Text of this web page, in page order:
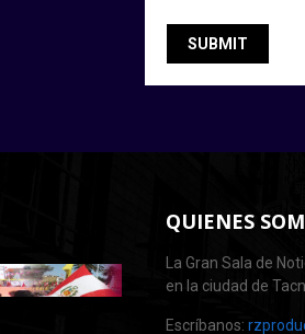
QUIENES
La Gran Sala de
en la ciudad de
Escríbanos: